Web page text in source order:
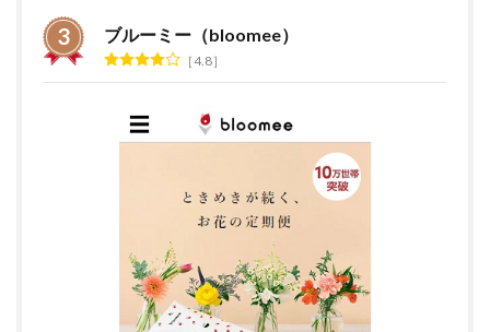
ブルーミー（bloomee）
4.8